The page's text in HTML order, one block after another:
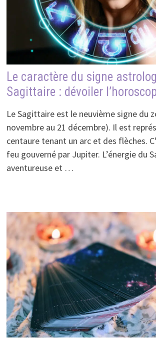
Le caractère du signe
Sagittaire : dévoiler
Le Sagittaire est le neuvième signe du
novembre au 21 décembre). Il est
centaure tenant un arc et des flèches.
feu gouverné par Jupiter. L’énergie du
aventureuse et …